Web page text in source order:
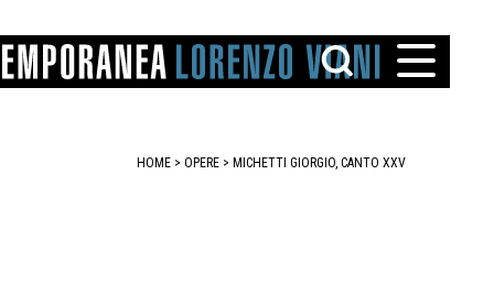
HOME > OPERE > MICHETTI GIORGIO, CANTO XXV